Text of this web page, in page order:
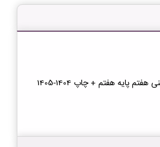
هفتم + چاپ 1404-1405